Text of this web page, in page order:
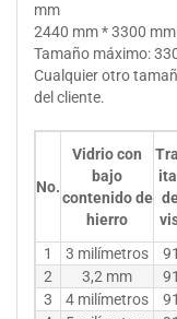
mm
2440 mm * 3300
Tamaño máximo:
Cualquier otro
del cliente.
No.
Vidrio con
bajo
contenido de
hierro
1
3 milímetros
2
3,2 mm
3
4 milímetros